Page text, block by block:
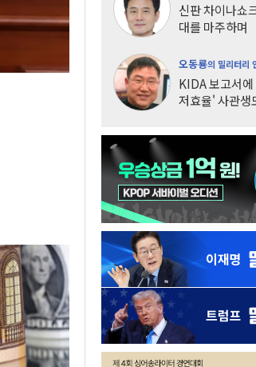
신판 차이나쇼
대를 마주하며
오동룡의 밀리터리
KIDA 보고서
저효율' 사관생